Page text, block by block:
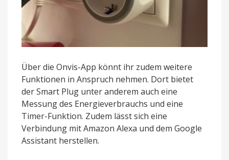
Über die Onvis-App könnt ihr zudem weitere
Funktionen in Anspruch nehmen. Dort bietet
der Smart Plug unter anderem auch eine
Messung des Energieverbrauchs und eine
Timer-Funktion. Zudem lässt sich eine
Verbindung mit Amazon Alexa und dem Google
Assistant herstellen.